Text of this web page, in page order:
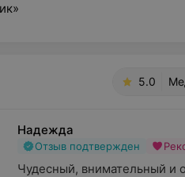
5.0
Надежда
Отзыв подтвержден
Чудесный, внимательный и